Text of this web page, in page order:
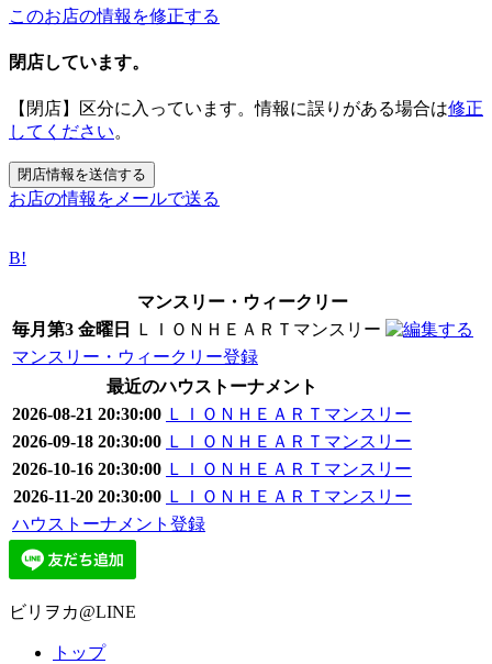
このお店の情報を修正する
閉店しています。
【閉店】区分に入っています。情報に誤りがある場合は修正
してください。
お店の情報をメールで送る
B!
マンスリー・ウィークリー
毎月第3 金曜日
ＬＩＯＮＨＥＡＲＴマンスリー
マンスリー・ウィークリー登録
最近のハウストーナメント
2026-08-21 20:30:00 ＬＩＯＮＨＥＡＲＴマンスリー
2026-09-18 20:30:00 ＬＩＯＮＨＥＡＲＴマンスリー
2026-10-16 20:30:00 ＬＩＯＮＨＥＡＲＴマンスリー
2026-11-20 20:30:00 ＬＩＯＮＨＥＡＲＴマンスリー
ハウストーナメント登録
ビリヲカ@LINE
トップ